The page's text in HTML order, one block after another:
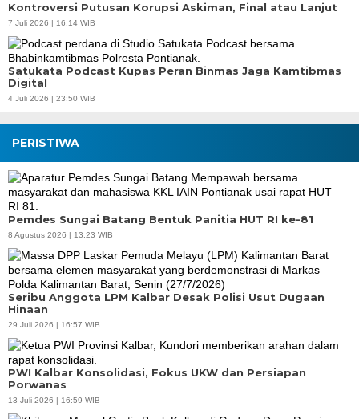
Kontroversi Putusan Korupsi Askiman, Final atau Lanjut
7 Juli 2026 | 16:14 WIB
Satukata Podcast Kupas Peran Binmas Jaga Kamtibmas
Digital
4 Juli 2026 | 23:50 WIB
PERISTIWA
Pemdes Sungai Batang Bentuk Panitia HUT RI ke-81
8 Agustus 2026 | 13:23 WIB
Seribu Anggota LPM Kalbar Desak Polisi Usut Dugaan
Hinaan
29 Juli 2026 | 16:57 WIB
PWI Kalbar Konsolidasi, Fokus UKW dan Persiapan
Porwanas
13 Juli 2026 | 16:59 WIB